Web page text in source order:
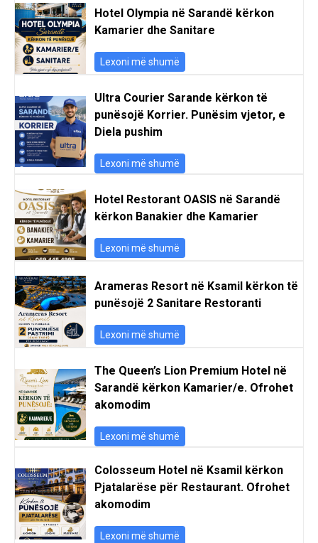
Hotel Olympia në Sarandë kërkon
Kamarier dhe Sanitare
Lexoni më shumë
Ultra Courier Sarande kërkon të
punësojë Korrier. Punësim vjetor, e
Diela pushim
Lexoni më shumë
Hotel Restorant OASIS në Sarandë
kërkon Banakier dhe Kamarier
Lexoni më shumë
Arameras Resort në Ksamil kërkon të
punësojë 2 Sanitare Restoranti
Lexoni më shumë
The Queen’s Lion Premium Hotel në
Sarandë kërkon Kamarier/e. Ofrohet
akomodim
Lexoni më shumë
Colosseum Hotel në Ksamil kërkon
Pjatalarëse për Restaurant. Ofrohet
akomodim
Lexoni më shumë